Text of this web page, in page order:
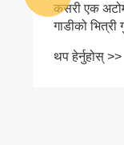
कसरी एक
गाडीको
थप हेर्नुहोस् >>